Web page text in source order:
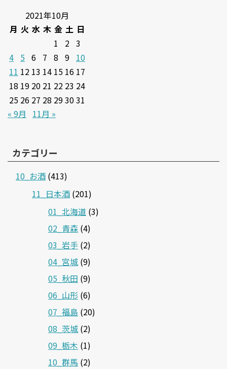
2021年10月
月 火 水 木 金 土 日
1
2 3
4 5 6 7 8 9 10
11 12 13 14 15 16 17
18 19 20 21 22 23 24
25 26 27 28 293031
« 9月
11月 »
カテゴリー
10_お酒 (413)
11_日本酒 (201)
01_北海道 (3)
02_青森 (4)
03_岩手 (2)
04_宮城 (9)
05_秋田 (9)
06_山形 (6)
07_福島 (20)
08_茨城 (2)
09_栃木 (1)
10_群馬 (2)